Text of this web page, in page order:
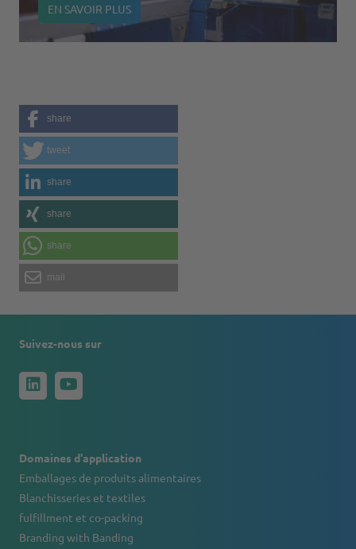
EN SAVOIR PLUS
share
tweet
share
share
share
mail
Suivez-nous sur
Domaines d'application
Emballages de produits alimentaires
Blanchisseries et textiles
fulfillment et co-packing
Branding with Banding